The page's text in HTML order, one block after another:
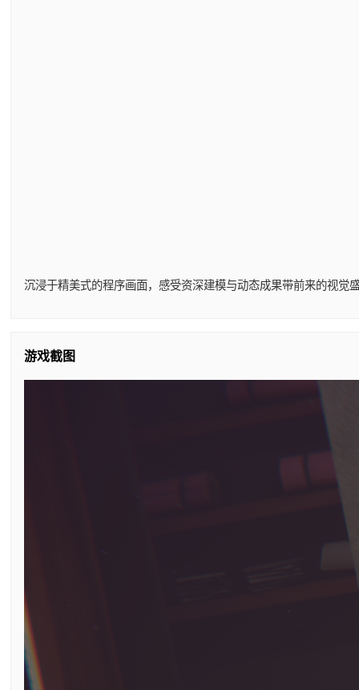
沉浸于精美式的程序画面，感受资深建模与动态成果带前来的视
游戏截图